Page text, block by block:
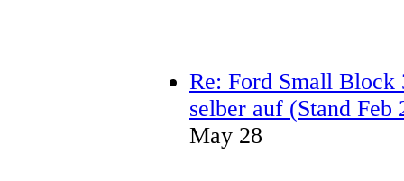
Re: Ford Small Block
selber auf (Stand Feb
May 28